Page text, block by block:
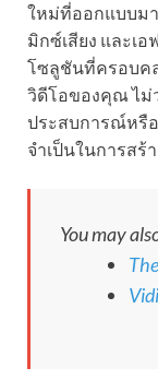
ใหม่ที่ออกแบบม
มิกซ์เสียง และเอ
โซลูชันที่ครอบค
วิดีโอของคุณ ไ
ประสบการณ์หรื
จำเป็นในการสร้
You may